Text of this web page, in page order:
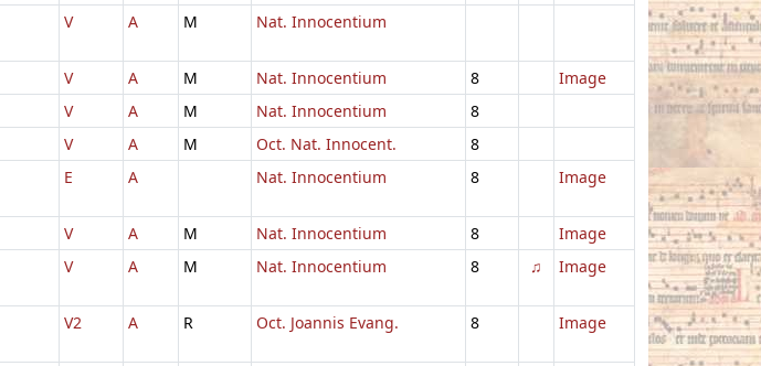
V A M Nat. Innocentium
V A M Nat. Innocentium 8
Image
V A M Nat. Innocentium
8
V A M Oct. Nat. Innocent.
8
E A Nat. Innocentium 8 Image
V A M Nat. Innocentium 8
Image
V A M Nat. Innocentium 8 ♫ Image
V2 A R Oct. Joannis Evang. 8 Image